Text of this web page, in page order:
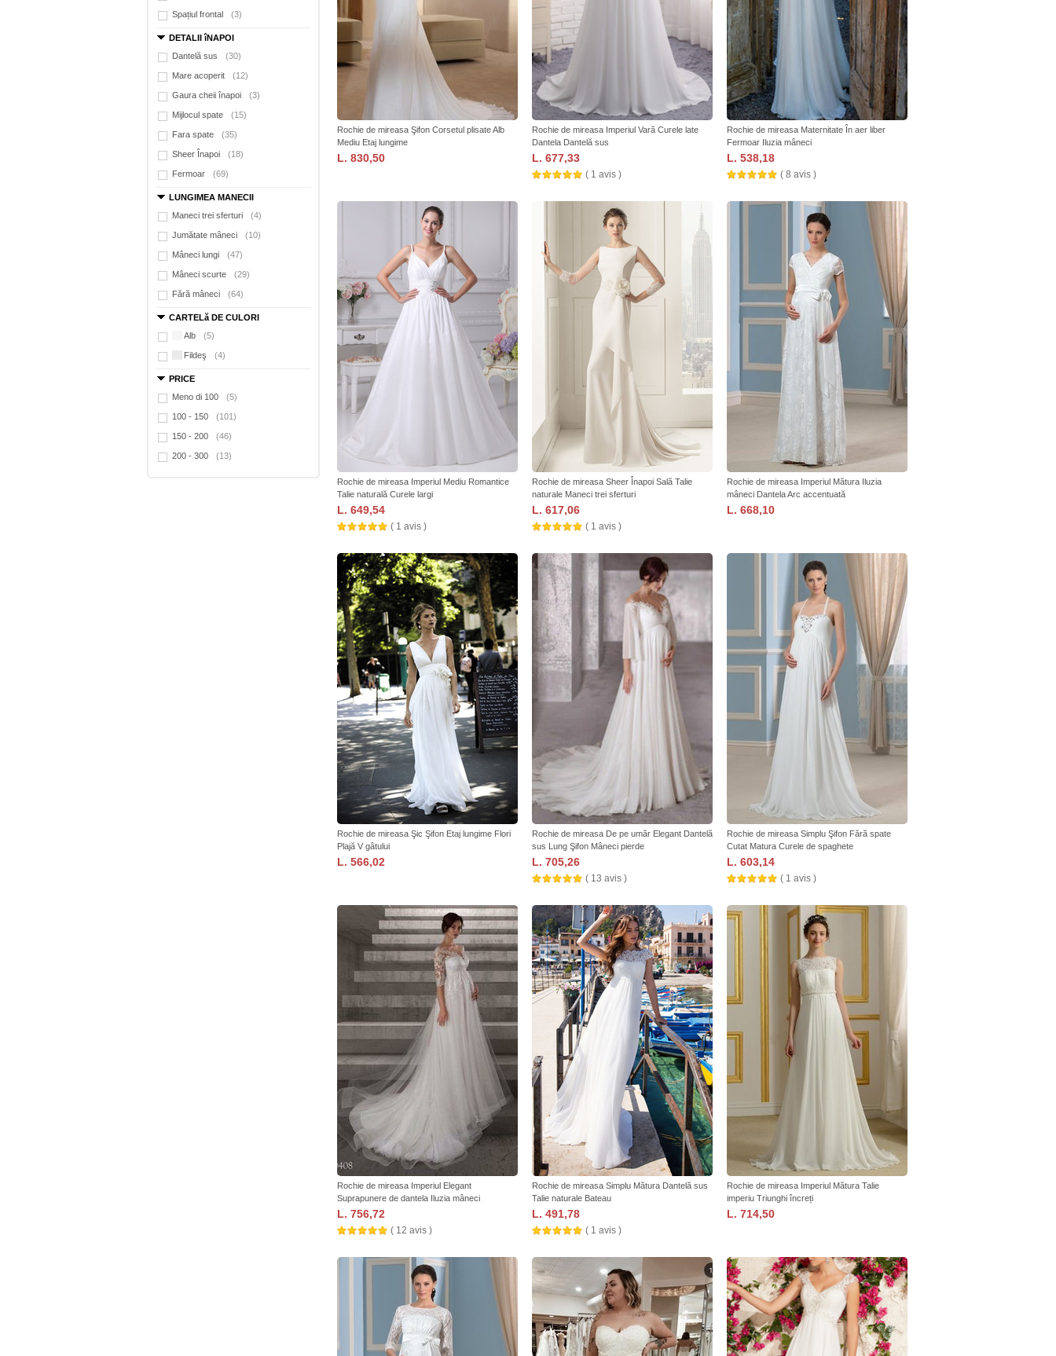
Spațiul frontal (3)
DETALII îNAPOI
Dantelă sus
(30)
Mare acoperit (12)
Gaura cheii înapoi (3)
Mijlocul spate (15)
Fara spate (35)
Sheer Înapoi (18)
Fermoar (69)
LUNGIMEA MANECII
Maneci trei sferturi
(4)
Jumătate mâneci (10)
Mâneci lungi (47)
Mâneci scurte (29)
Fără mâneci (64)
CARTELă DE CULORI
Alb
(5)
Fildeş (4)
PRICE
Meno di 100
(5)
100 - 150 (101)
150 - 200 (46)
200 - 300 (13)
Rochie de mireasa Şifon Corsetul plisate Alb
Mediu Etaj lungime
L. 830,50
Rochie de mireasa Imperiul Vară Curele late
Dantela Dantelă sus
L. 677,33
( 1 avis )
Rochie de mireasa Maternitate În aer liber
Fermoar Iluzia mâneci
L. 538,18
( 8 avis )
Rochie de mireasa Imperiul Mediu Romantice
Talie naturală Curele largi
L. 649,54
( 1 avis )
Rochie de mireasa Sheer Înapoi Sală Talie
naturale Maneci trei sferturi
L. 617,06
( 1 avis )
Rochie de mireasa Imperiul Mătura Iluzia
mâneci Dantela Arc accentuată
L. 668,10
Rochie de mireasa Şic Şifon Etaj lungime Flori
Plajă V gâtului
L. 566,02
Rochie de mireasa De pe umăr Elegant Dantelă
sus Lung Şifon Mâneci pierde
L. 705,26
( 13 avis )
Rochie de mireasa Simplu Şifon Fără spate
Cutat Matura Curele de spaghete
L. 603,14
( 1 avis )
Rochie de mireasa Imperiul Elegant
Suprapunere de dantela Iluzia mâneci
L. 756,72
( 12 avis )
Rochie de mireasa Simplu Mătura Dantelă sus
Talie naturale Bateau
L. 491,78
( 1 avis )
Rochie de mireasa Imperiul Mătura Talie
imperiu Triunghi încreți
L. 714,50